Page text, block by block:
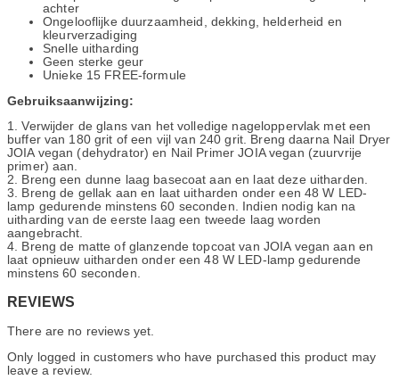
achter
Ongelooflijke duurzaamheid, dekking, helderheid en
kleurverzadiging
Snelle uitharding
Geen sterke geur
Unieke 15 FREE-formule
Gebruiksaanwijzing:
1. Verwijder de glans van het volledige nageloppervlak met een
buffer van 180 grit of een vijl van 240 grit. Breng daarna Nail Dryer
JOIA vegan (dehydrator) en Nail Primer JOIA vegan (zuurvrije
primer) aan.
2. Breng een dunne laag basecoat aan en laat deze uitharden.
3. Breng de gellak aan en laat uitharden onder een 48 W LED-
lamp gedurende minstens 60 seconden. Indien nodig kan na
uitharding van de eerste laag een tweede laag worden
aangebracht.
4. Breng de matte of glanzende topcoat van JOIA vegan aan en
laat opnieuw uitharden onder een 48 W LED-lamp gedurende
minstens 60 seconden.
REVIEWS
There are no reviews yet.
Only logged in customers who have purchased this product may
leave a review.